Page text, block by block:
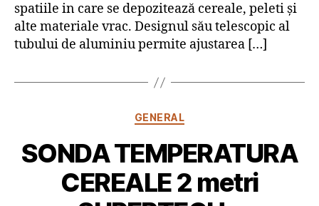
spatiile in care se depozitează cereale, peleti și
alte materiale vrac. Designul său telescopic al
tubului de aluminiu permite ajustarea […]
Categorii
GENERAL
SONDA TEMPERATURA
CEREALE 2 metri